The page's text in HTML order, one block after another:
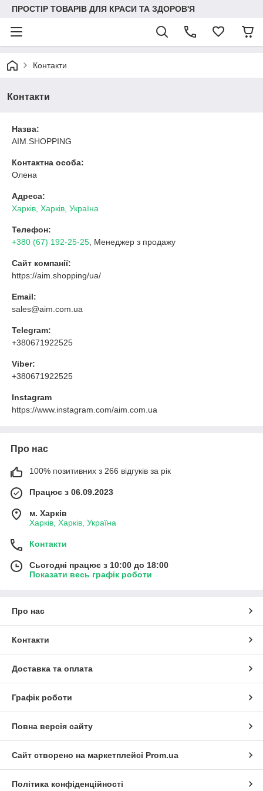
ПРОСТІР ТОВАРІВ ДЛЯ КРАСИ ТА ЗДОРОВ'Я
Контакти
Контакти
Назва:
AIM.SHOPPING
Контактна особа:
Олена
Адреса:
Харків, Харків, Україна
Телефон:
+380 (67) 192-25-25 , Менеджер з продажу
Сайт компанії:
https://aim.shopping/ua/
Email:
sales@aim.com.ua
Telegram:
+380671922525
Viber:
+380671922525
Instagram
https://www.instagram.com/aim.com.ua
Про нас
100% позитивних з 266 відгуків за рік
Працює з 06.09.2023
м. Харків
Харків, Харків, Україна
Контакти
Сьогодні працює з 10:00 до 18:00
Показати весь графік роботи
Про нас
Контакти
Доставка та оплата
Графік роботи
Повна версія сайту
Сайт створено на маркетплейсі Prom.ua
Політика конфіденційності